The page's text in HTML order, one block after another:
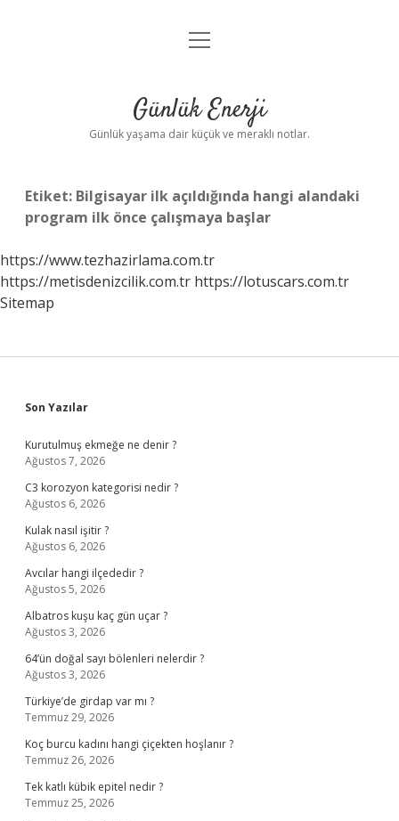
Anasayfa
Yasal Uyarı
menüyü
Günlük Enerji
Günlük yaşama dair küçük ve meraklı notlar.
Etiket: Bilgisayar ilk açıldığında hangi alandaki
program ilk önce çalışmaya başlar
https://www.tezhazirlama.com.tr
https://metisdenizcilik.com.tr https://lotuscars.com.tr
Sitemap
Sidebar
Son Yazılar
Kurutulmuş ekmeğe ne denir ?
Ağustos 7, 2026
C3 korozyon kategorisi nedir ?
Ağustos 6, 2026
Kulak nasıl işitir ?
Ağustos 6, 2026
Avcılar hangi ilçededir ?
Ağustos 5, 2026
Albatros kuşu kaç gün uçar ?
Ağustos 3, 2026
64’ün doğal sayı bölenleri nelerdir ?
Ağustos 3, 2026
Türkiye’de girdap var mı ?
Temmuz 29, 2026
Koç burcu kadını hangi çiçekten hoşlanır ?
Temmuz 26, 2026
Tek katlı kübik epitel nedir ?
Temmuz 25, 2026